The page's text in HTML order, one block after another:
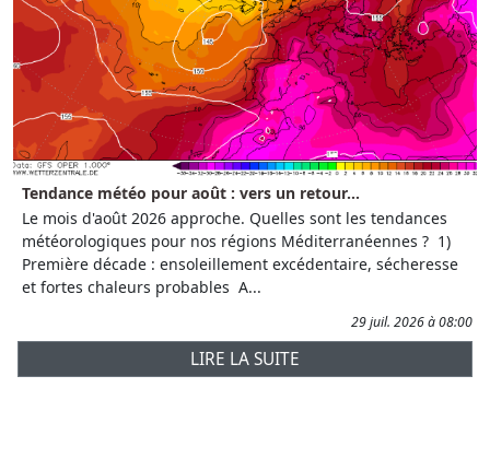
Tendance météo pour août : vers un retour...
Le mois d'août 2026 approche. Quelles sont les tendances
météorologiques pour nos régions Méditerranéennes ? 1)
Première décade : ensoleillement excédentaire, sécheresse
et fortes chaleurs probables A...
29 juil. 2026 à 08:00
LIRE LA SUITE